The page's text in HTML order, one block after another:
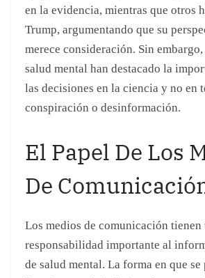
El Papel De Los
De
Los medios de comunicación tienen
responsabilidad importante al
de salud mental. La forma en que se
la disposición de las personas a
vital que los medios promuevan
y basada en evidencia, en lugar de